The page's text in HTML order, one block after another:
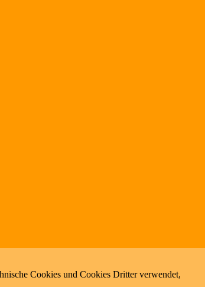
Cookies und Cookies Dritter verwendet,